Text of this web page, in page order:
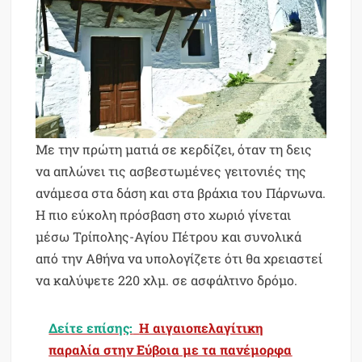
Με την πρώτη ματιά σε κερδίζει, όταν τη δεις
να απλώνει τις ασβεστωμένες γειτονιές της
ανάμεσα στα δάση και στα βράχια του Πάρνωνα.
Η πιο εύκολη πρόσβαση στο χωριό γίνεται
μέσω Τρίπολης-Αγίου Πέτρου και συνολικά
από την Αθήνα να υπολογίζετε ότι θα χρειαστεί
να καλύψετε 220 χλμ. σε ασφάλτινο δρόμο.
Δείτε επίσης: Η αιγαιοπελαγίτικη
παραλία στην Εύβοια με τα πανέμορφα